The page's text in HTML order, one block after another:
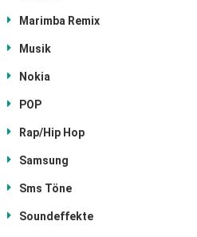
Marimba Remix
Musik
Nokia
POP
Rap/Hip Hop
Samsung
Sms Töne
Soundeffekte